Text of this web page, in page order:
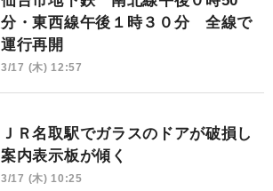
分・東西線午後１時３０分 全線で
運行再開
3/17 (木) 12:57
ＪＲ名取駅でガラスのドアが破損し
案内表示板が傾く
3/17 (木) 10:25